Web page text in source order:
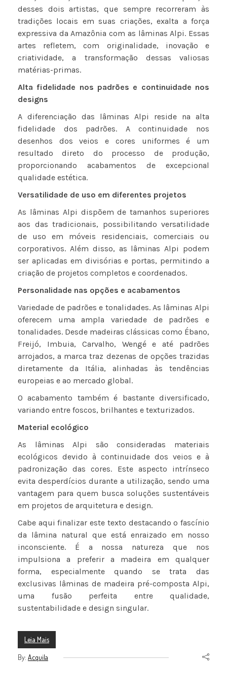
desses dois artistas, que sempre recorreram às
tradições locais em suas criações, exalta a força
expressiva da Amazônia com as lâminas Alpi. Essas
artes refletem, com originalidade, inovação e
criatividade, a transformação dessas valiosas
matérias-primas.
Alta fidelidade nos padrões e continuidade nos
designs
A diferenciação das lâminas Alpi reside na alta
fidelidade dos padrões. A continuidade nos
desenhos dos veios e cores uniformes é um
resultado direto do processo de produção,
proporcionando acabamentos de excepcional
qualidade estética.
Versatilidade de uso em diferentes projetos
As lâminas Alpi dispõem de tamanhos superiores
aos das tradicionais, possibilitando versatilidade
de uso em móveis residenciais, comerciais ou
corporativos. Além disso, as lâminas Alpi podem
ser aplicadas em divisórias e portas, permitindo a
criação de projetos completos e coordenados.
Personalidade nas opções e acabamentos
Variedade de padrões e tonalidades. As lâminas Alpi
oferecem uma ampla variedade de padrões e
tonalidades. Desde madeiras clássicas como Ébano,
Freijó, Imbuia, Carvalho, Wengé e até padrões
arrojados, a marca traz dezenas de opções trazidas
diretamente da Itália, alinhadas às tendências
europeias e ao mercado global.
O acabamento também é bastante diversificado,
variando entre foscos, brilhantes e texturizados.
Material ecológico
As lâminas Alpi são consideradas materiais
ecológicos devido à continuidade dos veios e à
padronização das cores. Este aspecto intrínseco
evita desperdícios durante a utilização, sendo uma
vantagem para quem busca soluções sustentáveis
em projetos de arquitetura e design.
Cabe aqui finalizar este texto destacando o fascínio
da lâmina natural que está enraizado em nosso
inconsciente. É a nossa natureza que nos
impulsiona a preferir a madeira em qualquer
forma, especialmente quando se trata das
exclusivas lâminas de madeira pré-composta Alpi,
uma fusão perfeita entre qualidade,
sustentabilidade e design singular.
Leia Mais
By: Acquila